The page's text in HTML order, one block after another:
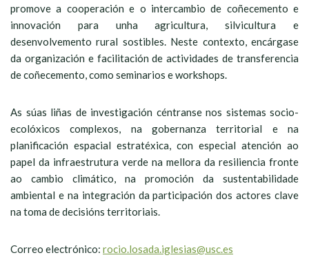
promove a cooperación e o intercambio de coñecemento e
innovación para unha agricultura, silvicultura e
desenvolvemento rural sostibles. Neste contexto, encárgase
da organización e facilitación de actividades de transferencia
de coñecemento, como seminarios e workshops.
As súas liñas de investigación céntranse nos sistemas socio-
ecolóxicos complexos, na gobernanza territorial e na
planificación espacial estratéxica, con especial atención ao
papel da infraestrutura verde na mellora da resiliencia fronte
ao cambio climático, na promoción da sustentabilidade
ambiental e na integración da participación dos actores clave
na toma de decisións territoriais.
Correo electrónico: rocio.losada.iglesias@usc.es